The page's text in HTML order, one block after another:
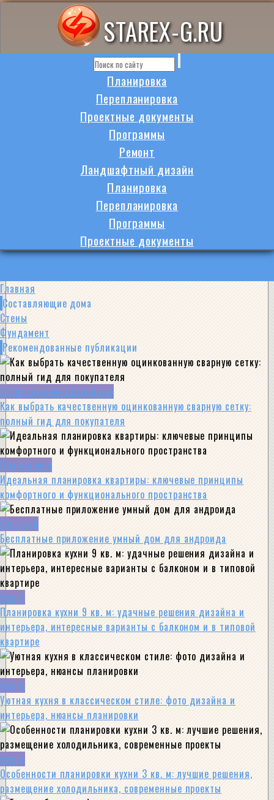
STAREX-G.RU
Планировка
Перепланировка
Проектные документы
Программы
Ремонт
Ландшафтный дизайн
Планировка
Перепланировка
Программы
Проектные документы
Главная
Составляющие дома
Стены
Фундамент
Рекомендованные публикации
Строительные материалы
Как выбрать качественную оцинкованную сварную сетку:
полный гид для покупателя
Планировка
Идеальная планировка квартиры: ключевые принципы
комфортного и функционального пространства
Фен-шуй
Бесплатные приложение умный дом для андроида
Кухня
Планировка кухни 9 кв. м: удачные решения дизайна и
интерьера, интересные варианты с балконом и в типовой
квартире
Кухня
Уютная кухня в классическом стиле: фото дизайна и
интерьера, нюансы планировки
Кухня
Особенности планировки кухни 3 кв. м: лучшие решения,
размещение холодильника, современные проекты